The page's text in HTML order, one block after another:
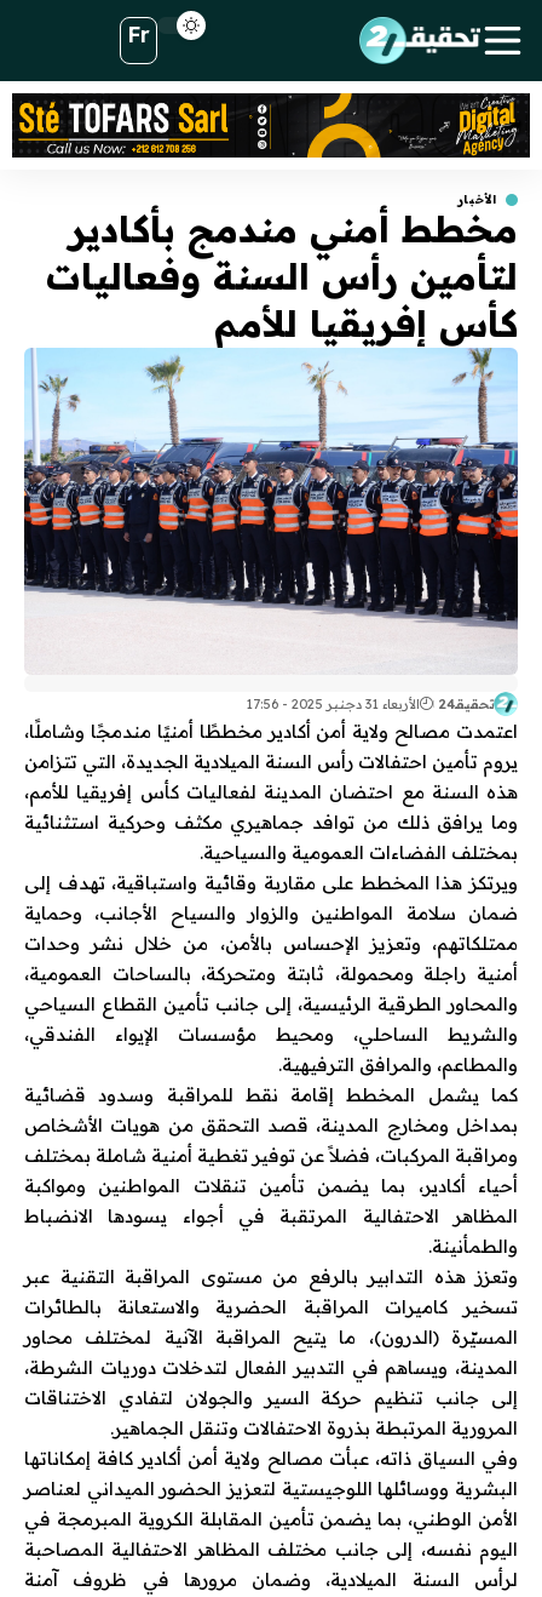
Fr
الأخبار
مخطط أمني مندمج بأكادير
لتأمين رأس السنة وفعاليات
كأس إفريقيا للأمم
تحقيقـ24 الأربعاء 31 دجنبر 2025 - 17:56
اعتمدت مصالح ولاية أمن أكادير مخططًا أمنيًا مندمجًا وشاملًا،
يروم تأمين احتفالات رأس السنة الميلادية الجديدة، التي تتزامن
هذه السنة مع احتضان المدينة لفعاليات كأس إفريقيا للأمم،
وما يرافق ذلك من توافد جماهيري مكثف وحركية استثنائية
بمختلف الفضاءات العمومية والسياحية.
ويرتكز هذا المخطط على مقاربة وقائية واستباقية، تهدف إلى
ضمان سلامة المواطنين والزوار والسياح الأجانب، وحماية
ممتلكاتهم، وتعزيز الإحساس بالأمن، من خلال نشر وحدات
أمنية راجلة ومحمولة، ثابتة ومتحركة، بالساحات العمومية،
والمحاور الطرقية الرئيسية، إلى جانب تأمين القطاع السياحي
والشريط الساحلي، ومحيط مؤسسات الإيواء الفندقي،
والمطاعم، والمرافق الترفيهية.
كما يشمل المخطط إقامة نقط للمراقبة وسدود قضائية
بمداخل ومخارج المدينة، قصد التحقق من هويات الأشخاص
ومراقبة المركبات، فضلاً عن توفير تغطية أمنية شاملة بمختلف
أحياء أكادير، بما يضمن تأمين تنقلات المواطنين ومواكبة
المظاهر الاحتفالية المرتقبة في أجواء يسودها الانضباط
والطمأنينة.
وتعزز هذه التدابير بالرفع من مستوى المراقبة التقنية عبر
تسخير كاميرات المراقبة الحضرية والاستعانة بالطائرات
المسيّرة (الدرون)، ما يتيح المراقبة الآنية لمختلف محاور
المدينة، ويساهم في التدبير الفعال لتدخلات دوريات الشرطة،
إلى جانب تنظيم حركة السير والجولان لتفادي الاختناقات
المرورية المرتبطة بذروة الاحتفالات وتنقل الجماهير.
وفي السياق ذاته، عبأت مصالح ولاية أمن أكادير كافة إمكاناتها
البشرية ووسائلها اللوجيستية لتعزيز الحضور الميداني لعناصر
الأمن الوطني، بما يضمن تأمين المقابلة الكروية المبرمجة في
اليوم نفسه، إلى جانب مختلف المظاهر الاحتفالية المصاحبة
لرأس السنة الميلادية، وضمان مرورها في ظروف آمنة